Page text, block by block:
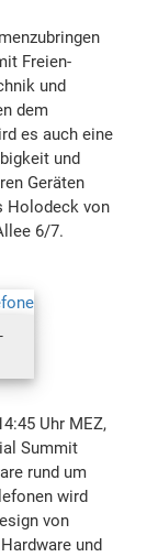
Freien-
und
dem
es auch eine
und
Geräten
Holodeck von
6/7.
Uhr MEZ,
Summit
rund um
wird
von
und